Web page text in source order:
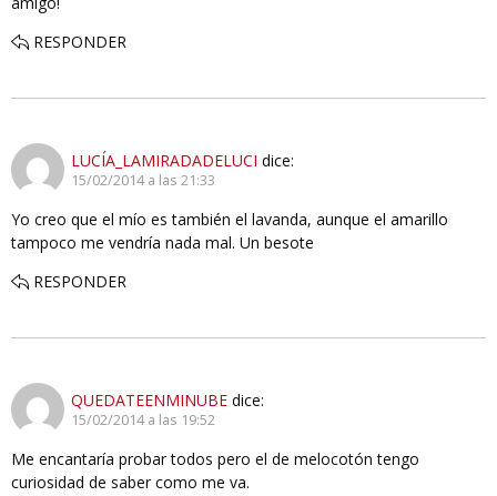
RESPONDER
LUCÍA_LAMIRADADELUCI dice:
15/02/2014 a las 21:33
Yo creo que el mío es también el lavanda, aunque el amarillo
tampoco me vendría nada mal. Un besote
RESPONDER
QUEDATEENMINUBE dice:
15/02/2014 a las 19:52
Me encantaría probar todos pero el de melocotón tengo
curiosidad de saber como me va.